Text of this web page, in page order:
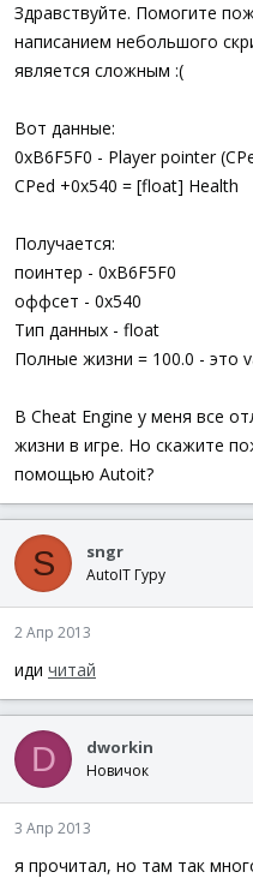
а
Здравствуйте. Помогите
написанием небольшого
является сложным :(
Вот данные:
0xB6F5F0 - Player pointer
CPed +0x540 = [float] Health
Получается:
поинтер - 0xB6F5F0
оффсет - 0x540
Тип данных - float
Полные жизни = 100.0 - это
В Cheat Engine у меня все
жизни в игре. Но скажите
помощью Autoit?
S sngr
AutoIT Гуру
2 Апр 2013
иди читай
D dworkin
Новичок
3 Апр 2013
я прочитал, но там так